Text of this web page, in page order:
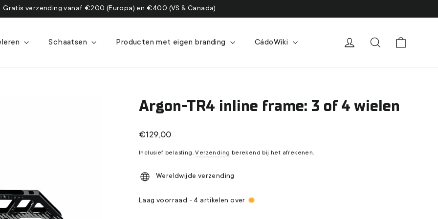
Gratis verzending vanaf €200 (Europa) en €400 (VS & Canada)
Schaatsen Producten met eigen branding CádoWiki Inloggen Zoek
Argon-TR4 inline frame: 3 of 4 wielen
Normale
€129,00
Inclusief belasting.Verzending berekend bij het afrekenen.
Wereldwijde verzending
Laag voorraad - 4 artikelen over